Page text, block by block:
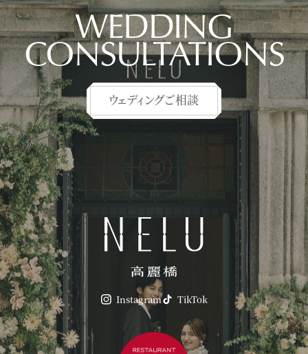
WEDDING
CONSULTATIONS
ウェディングご相談
Instagram TikTok
フェア予約